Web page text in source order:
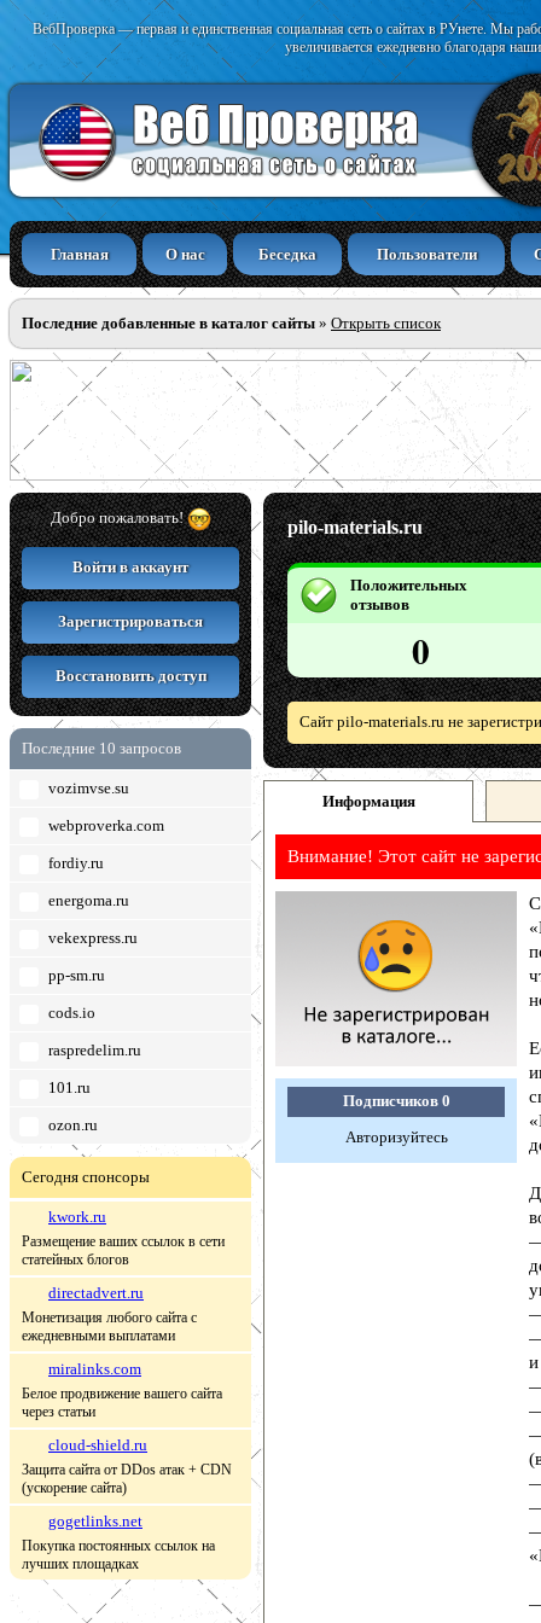
ВебПроверка — первая и единственная социальная сеть о сайтах в РУнете. Мы
увеличивается ежедневно благодаря
Главная О нас Беседка Пользователи
Последние добавленные в каталог сайты » Открыть список
Добро пожаловать!
Войти в аккаунт
Зарегистрироваться
Восстановить доступ
Последние 10 запросов
vozimvse.su
webproverka.com
fordiy.ru
energoma.ru
vekexpress.ru
pp-sm.ru
cods.io
raspredelim.ru
101.ru
ozon.ru
Сегодня спонсоры
kwork.ru
Размещение ваших ссылок в сети
статейных блогов
directadvert.ru
Монетизация любого сайта с
ежедневными выплатами
miralinks.com
Белое продвижение вашего сайта
через статьи
cloud-shield.ru
Защита сайта от DDos атак + CDN
(ускорение сайта)
gogetlinks.net
Покупка постоянных ссылок на
лучших площадках
pilo-materials.ru
Положительных
отзывов
0
Сайт pilo-materials.ru не
Информация
Внимание! Этот сайт не
Подписчиков 0
Авторизуйтесь